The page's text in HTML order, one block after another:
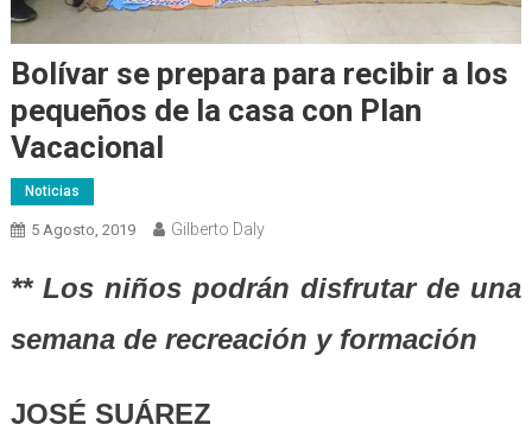
Bolívar se prepara para recibir a los
pequeños de la casa con Plan
Vacacional
Noticias
5 Agosto, 2019 Gilberto Daly
** Los niños podrán disfrutar de una
semana de recreación y formación
JOSÉ SUÁREZ